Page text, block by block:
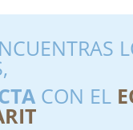
CON EL